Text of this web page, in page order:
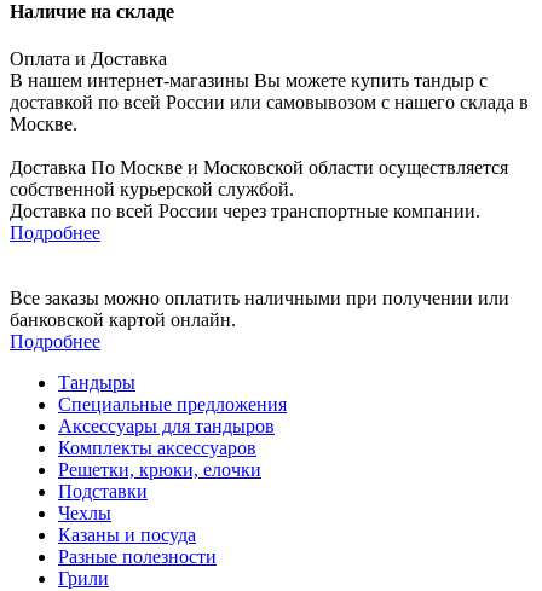
Наличие на складе
Оплата и Доставка
В нашем интернет-магазины Вы можете купить тандыр с
доставкой по всей России или самовывозом с нашего склада в
Москве.
Доставка По Москве и Московской области осуществляется
собственной курьерской службой.
Доставка по всей России через транспортные компании.
Подробнее
Все заказы можно оплатить наличными при получении или
банковской картой онлайн.
Подробнее
Тандыры
Специальные предложения
Аксессуары для тандыров
Комплекты аксессуаров
Решетки, крюки, елочки
Подставки
Чехлы
Казаны и посуда
Разные полезности
Грили